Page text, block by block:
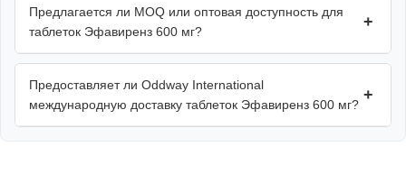
Предлагается ли MOQ или оптовая доступность для
таблеток Эфавиренз 600 мг?
+
Предоставляет ли Oddway International
международную доставку таблеток Эфавиренз 600 мг?
+